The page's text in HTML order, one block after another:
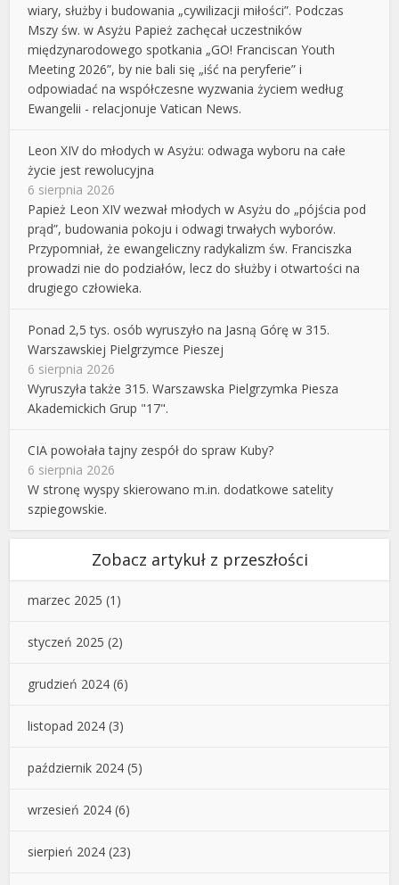
wiary, służby i budowania „cywilizacji miłości”. Podczas
Mszy św. w Asyżu Papież zachęcał uczestników
międzynarodowego spotkania „GO! Franciscan Youth
Meeting 2026”, by nie bali się „iść na peryferie” i
odpowiadać na współczesne wyzwania życiem według
Ewangelii - relacjonuje Vatican News.
Leon XIV do młodych w Asyżu: odwaga wyboru na całe
życie jest rewolucyjna
6 sierpnia 2026
Papież Leon XIV wezwał młodych w Asyżu do „pójścia pod
prąd”, budowania pokoju i odwagi trwałych wyborów.
Przypomniał, że ewangeliczny radykalizm św. Franciszka
prowadzi nie do podziałów, lecz do służby i otwartości na
drugiego człowieka.
Ponad 2,5 tys. osób wyruszyło na Jasną Górę w 315.
Warszawskiej Pielgrzymce Pieszej
6 sierpnia 2026
Wyruszyła także 315. Warszawska Pielgrzymka Piesza
Akademickich Grup "17".
CIA powołała tajny zespół do spraw Kuby?
6 sierpnia 2026
W stronę wyspy skierowano m.in. dodatkowe satelity
szpiegowskie.
Zobacz artykuł z przeszłości
marzec 2025 (1)
styczeń 2025 (2)
grudzień 2024 (6)
listopad 2024 (3)
październik 2024 (5)
wrzesień 2024 (6)
sierpień 2024 (23)